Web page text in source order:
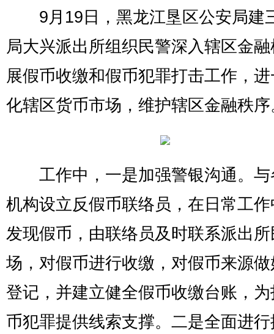
9月19日，黑龙江垦区公安局建
局大兴派出所组织民警深入辖区金
展假币收缴和假币犯罪打击工作，
化辖区货币市场，维护辖区金融秩序
工作中，一是加强警银沟通。与
机构设立反假币联络员，在日常工
发现假币，由联络员及时联系派出
场，对假币进行收缴，对假币来源
登记，并建立健全假币收缴台账，
币犯罪提供线索支撑。二是全面进